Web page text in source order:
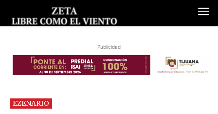
Publicidad
EZENARIO